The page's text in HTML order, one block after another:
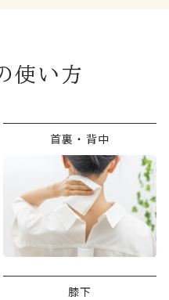
使い方
首裏・背中
膝下